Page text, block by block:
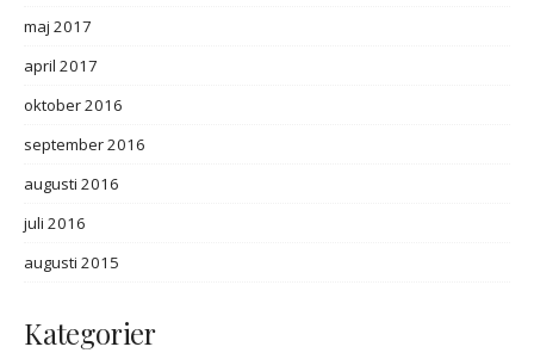
maj 2017
april 2017
oktober 2016
september 2016
augusti 2016
juli 2016
augusti 2015
Kategorier